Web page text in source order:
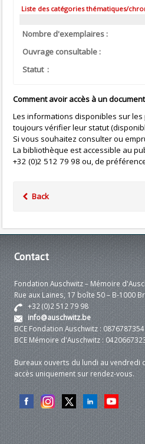
Liste des catégories thématiques/
Nombre d'exemplaires :
Ouvrage consultable :
Statut :
Comment avoir accès à un
Les informations disponibles sur
toujours vérifier leur statut
Si vous souhaitez consulter ou
La bibliothèque est accessible au
+32 (0)2 512 79 98 ou, de
Back
Contact
Fondation Auschwitz – Mémoire
Rue aux Laines, 17 boîte 50 – B-1000
+32 (0)2 512 79 98
info@auschwitz.be
BCE Fondation Auschwitz : 0876787354
BCE Mémoire d'Auschwitz :
Bureaux ouverts du lundi au vendredi
accès uniquement sur rendez-vous.